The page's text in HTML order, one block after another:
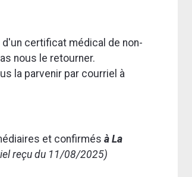
certificat médical de non-
nous le retourner.
la parvenir par courriel à
et confirmés à La
reçu du 11/08/2025)